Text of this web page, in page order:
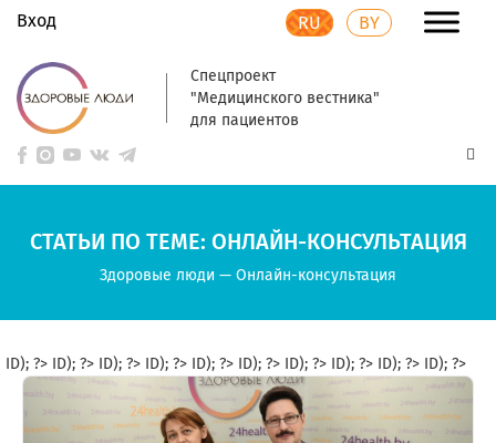
Вход RU BY
Спецпроект
"Медицинского вестника"
для пациентов
СТАТЬИ ПО ТЕМЕ: ОНЛАЙН-КОНСУЛЬТАЦИЯ
Здоровые люди — Онлайн-консультация
ID); ?> ID); ?> ID); ?> ID); ?> ID); ?> ID); ?> ID); ?> ID); ?> ID); ?> ID); ?>